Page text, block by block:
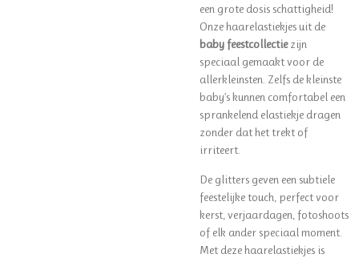
een grote dosis schattigheid!
Onze haarelastiekjes uit de
baby feestcollectiezijn
speciaal gemaakt voor de
allerkleinsten. Zelfs de kleinste
baby’s kunnen comfortabel een
sprankelend elastiekje dragen
zonder dat het trekt of
irriteert.
De glitters geven een subtiele
feestelijke touch, perfect voor
kerst, verjaardagen, fotoshoots
of elk ander speciaal moment.
Met deze haarelastiekjes is